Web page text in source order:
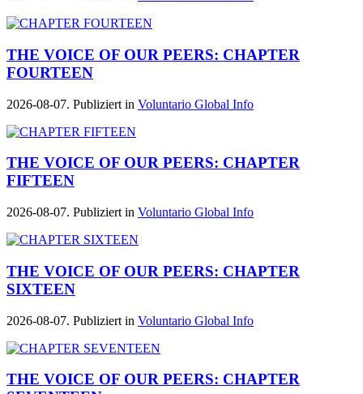
THE VOICE OF OUR PEERS: CHAPTER
FOURTEEN
2026-08-07. Publiziert in Voluntario Global Info
THE VOICE OF OUR PEERS: CHAPTER
FIFTEEN
2026-08-07. Publiziert in Voluntario Global Info
THE VOICE OF OUR PEERS: CHAPTER
SIXTEEN
2026-08-07. Publiziert in Voluntario Global Info
THE VOICE OF OUR PEERS: CHAPTER